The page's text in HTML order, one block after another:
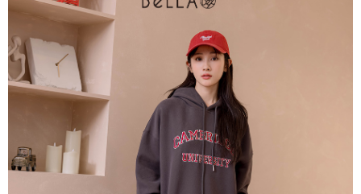
2.透過簡訊連結打開帳單後，可選擇「超商條碼／台灣大直營門市／銀行轉
帳／街口支付／iPASS MONEY」等通路繳費。
【注意事項】
1.本服務係由「台灣大哥大股份有限公司」（以下簡稱本公司）所提供，讓
用戶於交易時，得透過本服務購買商品或服務，並由商店將買賣／分期付款
買賣價金債權讓與本公司後，依約使用本公司帳單繳交帳款。
2.基於同意付款使用「大哥付你分期」之契約關係目的，商店將以您的個人
資料（包含姓名、電話或地址）提供予台灣大哥大進項蒐集、處理及利用，
由本公司與您本人進行分期帳單所需資料之確認、核對及更正。
3.完整用戶服務條款，請詳閱以下連結：https://oppay.tw/userRule
結帳頁面，進行簡訊認證並確認金額後，即可完成結帳。
２．訂單成立數日內，您將收到繳費通知簡訊。
３．收到繳費通知簡訊後14天內，點擊此簡訊中的連結，可透過四大超商／
ATM／網路銀行／等多元方式進行付款，方視為交易完成。
※ 請注意：結帳手續完成當下不需立刻繳費，但若您需要取消訂單，請聯絡
購買商品的店家。未經商家同意取消之訂單仍視為有效，需透過AFTEE先享
後付繳納相關費用。
※ 交易是否成功請以「AFTEE先享後付 」之結帳頁面顯示為準，若有關於
是否繳費成功／繳費後需取消欲退款等相關疑問，請聯繫「AFTEE先享後付
客戶支援中心」
https://netprotections.freshdesk.com/support/home
【注意事項】
１．透過由恩沛科技股份有限公司提供之「AFTEE先享後付」服務完成之交
付款後萊爾富取貨
免運費
付款後7-11取貨
免運費
付款後門市自取
每筆NT$80，滿NT$1,500(含以上)免運費